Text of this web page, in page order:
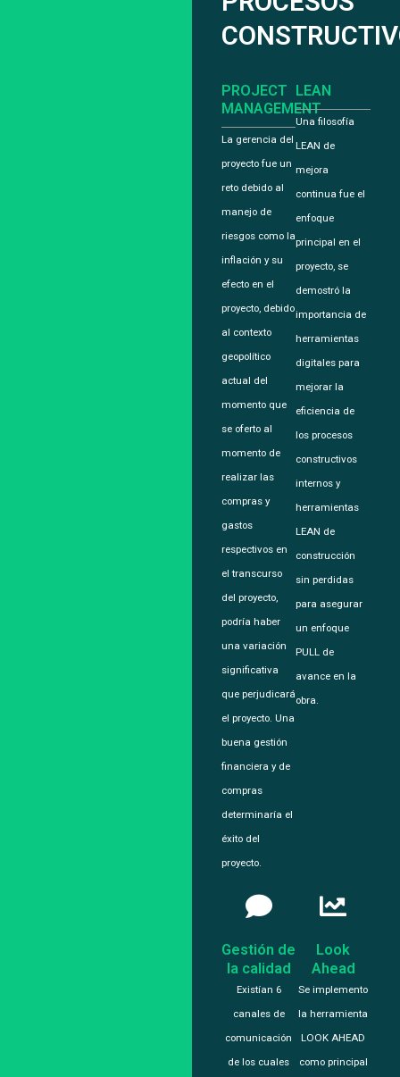
PROJECT
MANAGEMENT
La gerencia del
proyecto fue un
reto debido al
manejo de
riesgos como la
inflación y su
efecto en el
proyecto, debido
al contexto
geopolítico
actual del
momento que
se oferto al
momento de
realizar las
compras y
gastos
respectivos en
el transcurso
del proyecto,
podría haber
una variación
significativa
que perjudicará
el proyecto. Una
buena gestión
financiera y de
compras
determinaría el
éxito del
proyecto.
LEAN
Una filosofía
LEAN de
mejora
continua fue el
enfoque
principal en el
proyecto, se
demostró la
importancia de
herramientas
digitales para
mejorar la
eficiencia de
los procesos
constructivos
internos y
herramientas
LEAN de
construcción
sin perdidas
para asegurar
un enfoque
PULL de
avance en la
obra.
Gestión de
la calidad
Existían 6
canales de
comunicación
de los cuales
Look
Ahead
Se implemento
la herramienta
LOOK AHEAD
como principal